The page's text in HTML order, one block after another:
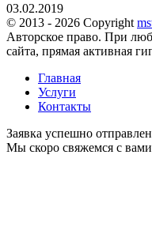
03.02.2019
© 2013 - 2026 Copyright
Авторское право. При
сайта, прямая активная
Главная
Услуги
Контакты
Заявка успешно
Мы скоро свяжемся с